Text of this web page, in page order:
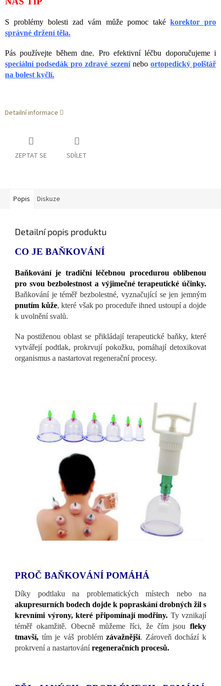
S problémy bolesti zad vám může pomoc také korektor pro
správné držení těla.
Pás používejte během dne. Pro efektivní léčbu doporučujeme i
speciální podsedák pro zdravé sezenínebo ortopedický polštář
na bolest kyčlí.
Detailní informace
ZEPTAT SE SDÍLET
Popis Diskuze
Detailní popis produktu
CO JE BAŇKOVÁNÍ
Baňkování je tradiční léčebnou procedurou oblíbenou
pro svou bezbolestnost a výjimečné terapeutické účinky.
Baňkování je téměř bezbolestné, vyznačující se jen jemným
pnutím kůže, které však po proceduře ihned ustoupí a dojde
k uvolnění svalů.
Na postiženou oblast se přikládají terapeutické baňky, které
vytvářejí podtlak, prokrvují pokožku, pomáhají detoxikovat
organismus a nastartovat regenerační procesy.
PROČ BAŇKOVÁNÍ POMÁHÁ
Díky podtlaku na problematických místech nebo na
akupresurních bodech dojde k popraskání drobných žil s
krevními výrony, které připomínají modřiny. Ty vznikají
téměř okamžitě. Obecně můžeme říci, že čím jsou fleky
tmavší, tím je váš problémzávažnější. Zároveň dochází k
prokrvení a nastartováníregeneračních procesů.